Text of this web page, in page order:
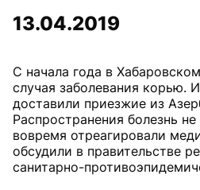
13.04.2019
С начала года в
случая заболевания корью.
доставили приезжие из
Распространения болезнь
вовремя отреагировали
обсудили в правительстве
санитарно-